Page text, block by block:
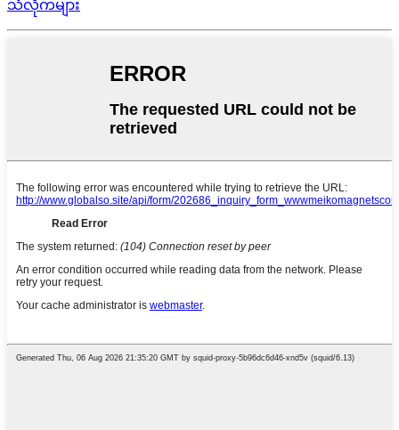
သံလိုက်များ